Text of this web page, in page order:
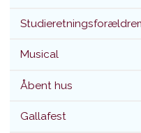
Musical
Åbent hus
Gallafest